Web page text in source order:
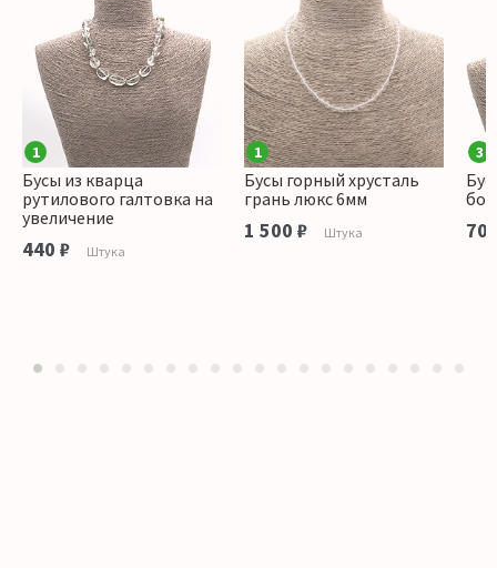
1
Бусы из кварца
рутилового галтовка на
увеличение
440 ₽ Штука
1
Бусы горный хрусталь
грань люкс 6мм
1 500 ₽ Штука
3